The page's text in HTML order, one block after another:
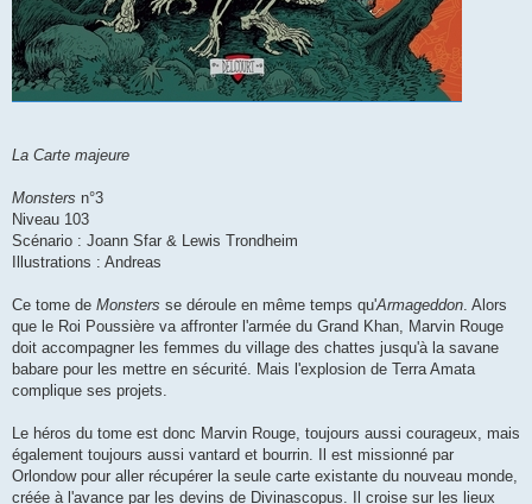
La Carte majeure
Monsters n°3
Niveau 103
Scénario : Joann Sfar & Lewis Trondheim
Illustrations : Andreas
Ce tome de Monsters se déroule en même temps qu'Armageddon. Alors
que le Roi Poussière va affronter l'armée du Grand Khan, Marvin Rouge
doit accompagner les femmes du village des chattes jusqu'à la savane
babare pour les mettre en sécurité. Mais l'explosion de Terra Amata
complique ses projets.
Le héros du tome est donc Marvin Rouge, toujours aussi courageux, mais
également toujours aussi vantard et bourrin. Il est missionné par
Orlondow pour aller récupérer la seule carte existante du nouveau monde,
créée à l'avance par les devins de Divinascopus. Il croise sur les lieux